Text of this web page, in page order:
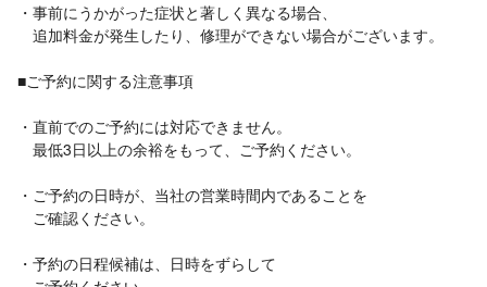
・事前にうかがった症状と著しく異なる場合、
追加料金が発生したり、修理ができない場合がございます。
■ご予約に関する注意事項
・直前でのご予約には対応できません。
最低3日以上の余裕をもって、ご予約ください。
・ご予約の日時が、当社の営業時間内であることを
ご確認ください。
・予約の日程候補は、日時をずらして